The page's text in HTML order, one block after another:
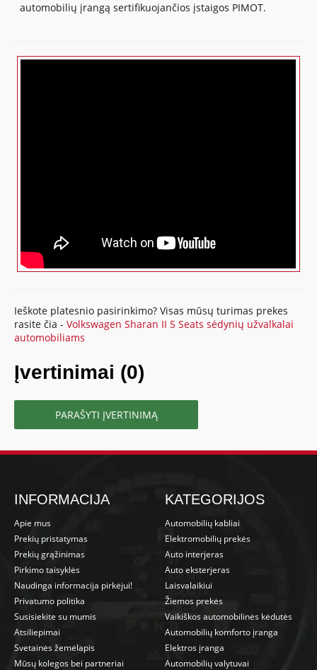
automobilių įrangą sertifikuojančios įstaigos PIMOT.
Ieškote platesnio pasirinkimo? Visas mūsų turimas prekes
rasite čia -Volkswagen Sharan II 5 Seats sėdynių užvalkalai
automobiliams
Įvertinimai (0)
PARAŠYTI ĮVERTINIMĄ
INFORMACIJA
Apie mus
Prekių pristatymas
Prekių grąžinimas
Pirkimo taisyklės
Naudinga informacija pirkėjui!
Privatumo politika
Susisiekite su mumis
Atsiliepimai
Svetainės žemėlapis
Mūsų kolegos bei partneriai
KATEGORIJOS
Automobilių kabliai
Elektromobilių prekės
Auto interjeras
Auto eksterjeras
Laisvalaikiui
Žiemos prekės
Vaikiškos automobilinės kėdutės
Automobilių komforto įranga
Elektros įranga
Automobilių valytuvai